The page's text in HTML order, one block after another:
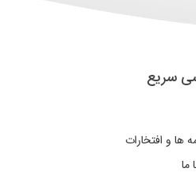
سریع
ها و افتخارات
ما